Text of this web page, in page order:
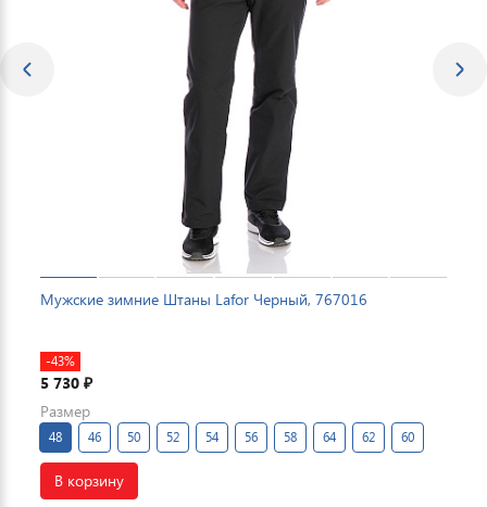
Мужские зимние Штаны Lafor Черный, 767016
-43%
5 730 ₽
Размер
48 46 50 52 54 56 58 64 62 60
В корзину